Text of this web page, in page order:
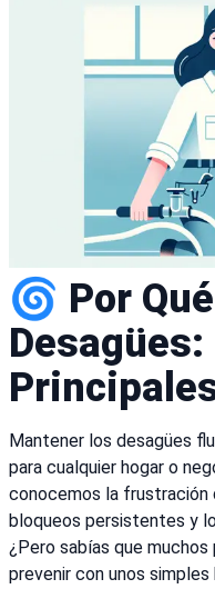
🌀 Por
Desagües:
Mantener los desagües
para cualquier hogar o
conocemos la frustración
bloqueos persistentes y
¿Pero sabías que
prevenir con unos